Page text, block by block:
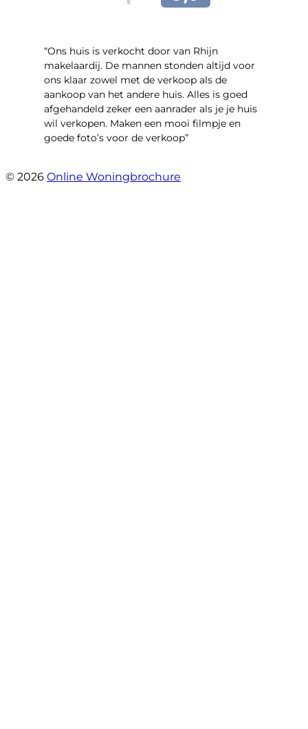
“Ons huis is verkocht door van Rhijn
makelaardij. De mannen stonden altijd voor
ons klaar zowel met de verkoop als de
aankoop van het andere huis. Alles is goed
afgehandeld zeker een aanrader als je je huis
wil verkopen. Maken een mooi filmpje en
goede foto’s voor de verkoop”
© 2026 Online Woningbrochure